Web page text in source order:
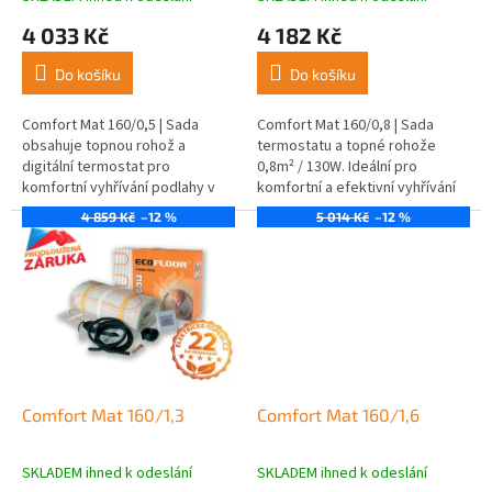
4 033 Kč
Do košíku
Comfort Mat 160/0,5 | Sada
obsahuje topnou rohož a
digitální termostat pro
komfortní vyhřívání podlahy v
různých prostorách.
4 182 Kč
Do košíku
Comfort Mat 160/0,8 | Sada
termostatu a topné rohože
0,8m² / 130W. Ideální pro
komfortní a efektivní vyhřívání
podlahy v různých místnostech.
4 859 Kč –12 %
Comfort Mat 160/1,3
SKLADEM ihned k odeslání
5 014 Kč –12 %
Comfort Mat 160/1,6
SKLADEM ihned k odeslání